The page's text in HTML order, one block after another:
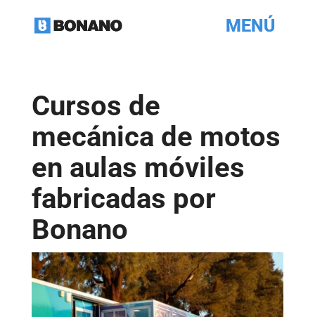
Cursos de
mecánica de motos
en aulas móviles
fabricadas por
Bonano